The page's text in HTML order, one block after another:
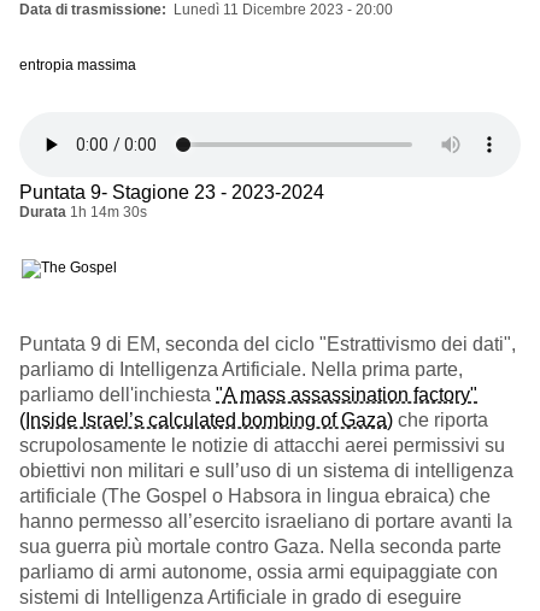
Data di trasmissione Lunedì 11 Dicembre 2023 - 20:00
entropia massima
Puntata 9- Stagione 23 - 2023-2024
Durata 1h 14m 30s
Puntata 9 di EM, seconda del ciclo "Estrattivismo dei dati",
parliamo di Intelligenza Artificiale. Nella prima parte,
parliamo dell'inchiesta "A mass assassination factory"
(Inside Israel’s calculated bombing of Gaza) che riporta
scrupolosamente le notizie di attacchi aerei permissivi su
obiettivi non militari e sull’uso di un sistema di intelligenza
artificiale (The Gospel o Habsora in lingua ebraica) che
hanno permesso all’esercito israeliano di portare avanti la
sua guerra più mortale contro Gaza. Nella seconda parte
parliamo di armi autonome, ossia armi equipaggiate con
sistemi di Intelligenza Artificiale in grado di eseguire